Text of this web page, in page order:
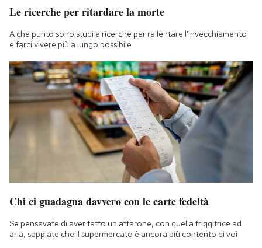
Le ricerche per ritardare la morte
A che punto sono studi e ricerche per rallentare l'invecchiamento
e farci vivere più a lungo possibile
Chi ci guadagna davvero con le carte fedeltà
Se pensavate di aver fatto un affarone, con quella friggitrice ad
aria, sappiate che il supermercato è ancora più contento di voi